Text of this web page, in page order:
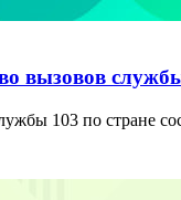
вызовов
103 по стране